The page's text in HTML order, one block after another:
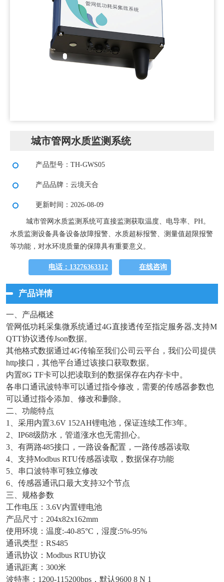
城市管网水质监测系统
产品型号：TH-GWS05
产品品牌：云境天合
更新时间：2026-08-09
城市管网水质监测系统可直接监测获取温度、电导率、PH。
水质监测设备具备设备故障报警、水质超标报警、测量值超限报警
等功能，对水环境质量的保障具有重要意义。
电话：13276363312 在线咨询
产品详情
一、产品概述
管网低功耗采集微系统通过4G直接透传至指定服务器,支持M
QTT协议透传Json数据。
其他格式数据通过4G传输至我们公司云平台，我们公司提供
http接口，其他平台通过该接口获取数据。
内置8G TF卡可以把读取到的数据保存在内存卡中。
各串口通讯波特率可以通过指令修改，需要的传感器参数也
可以通过指令添加、修改和删除。
二、功能特点
1、采用内置3.6V 152AH锂电池，保证连续工作3年。
2、IP68级防水，管道涨水也无需担心。
3、有两路485接口，一路设备配置，一路传感器读取
4、支持Modbus RTU传感器读取，数据保存功能
5、串口波特率可独立修改
6、传感器通讯口最大支持32个节点
三、规格参数
工作电压：3.6V内置锂电池
产品尺寸：204x82x162mm
使用环境：温度:-40-85°C，湿度:5%-95%
通讯类型：RS485
通讯协议：Modbus RTU协议
通讯距离：300米
波特率：1200-115200bps，默认9600 8 N 1